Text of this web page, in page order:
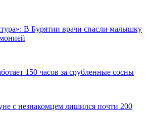
В Бурятии врачи спасли малышку
150 часов за срубленные сосны
с незнакомцем лишился почти 200